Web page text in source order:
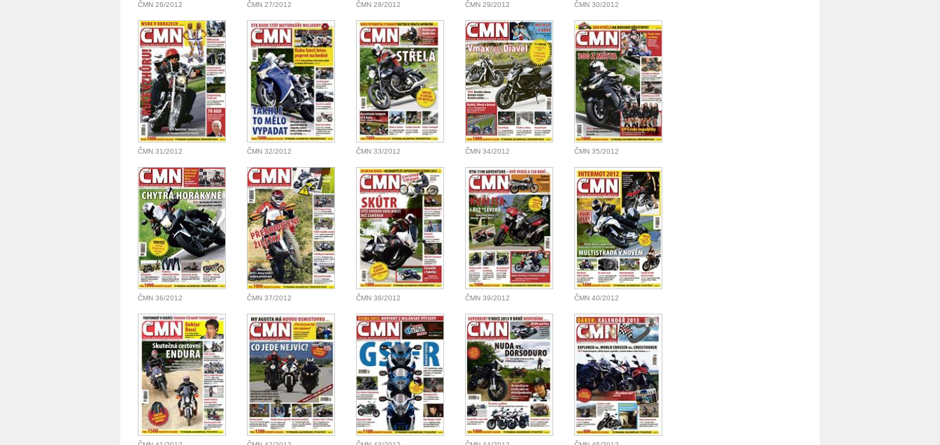
ČMN 26/2012 ČMN 27/2012 ČMN 28/2012 ČMN 29/2012 ČMN 30/2012
ČMN 31/2012 ČMN 32/2012 ČMN 33/2012 ČMN 34/2012 ČMN 35/2012
ČMN 36/2012 ČMN 37/2012 ČMN 38/2012 ČMN 39/2012 ČMN 40/2012